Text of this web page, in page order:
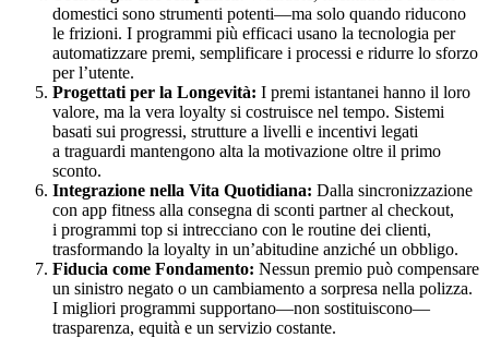
domestici sono strumenti potenti—ma solo quando riducono
le frizioni. I programmi più efficaci usano la tecnologia per
automatizzare premi, semplificare i processi e ridurre lo sforzo
per l’utente.
Progettati per la Longevità: I premi istantanei hanno il loro
valore, ma la vera loyalty si costruisce nel tempo. Sistemi
basati sui progressi, strutture a livelli e incentivi legati
a traguardi mantengono alta la motivazione oltre il primo
sconto.
Integrazione nella Vita Quotidiana: Dalla sincronizzazione
con app fitness alla consegna di sconti partner al checkout,
i programmi top si intrecciano con le routine dei clienti,
trasformando la loyalty in un’abitudine anziché un obbligo.
Fiducia come Fondamento: Nessun premio può compensare
un sinistro negato o un cambiamento a sorpresa nella polizza.
I migliori programmi supportano—non sostituiscono—
trasparenza, equità e un servizio costante.